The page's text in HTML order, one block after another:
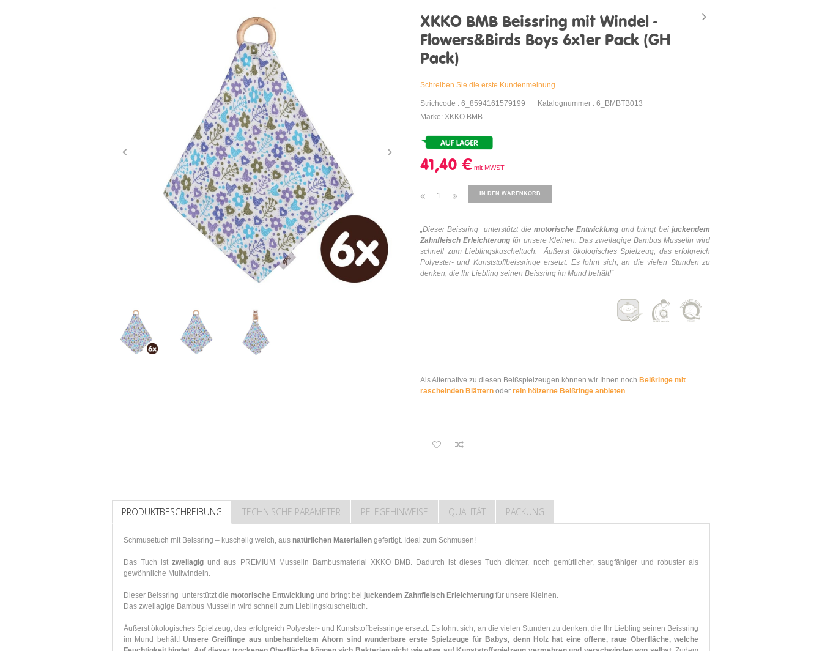
XKKO BMB Beissring mit Windel -
Flowers&Birds Boys 6x1er Pack (GH
Pack)
Schreiben Sie die erste Kundenmeinung
Strichcode : 6_8594161579199
Katalognummer : 6_BMBTB013
Marke: XKKO BMB
41,40 €
IN DEN WARENKORB
„Dieser Beissring unterstützt die motorische Entwicklung und bringt beijuckendem
Zahnfleisch Erleichterung für unsere Kleinen. Das zweilagige Bambus Musselin wird
schnell zum Lieblingskuscheltuch.Äußerst ökologisches Spielzeug, das erfolgreich
Polyester- und Kunststoffbeissringe ersetzt. Es lohnt sich, an die vielen Stunden zu
denken, die Ihr Liebling seinen Beissring im Mund behält!“
Als Alternative zu diesen Beißspielzeugen können wir Ihnen noch Beißringe mit
raschelnden Blättern oder rein hölzerne Beißringe anbieten.
PRODUKTBESCHREIBUNG TECHNISCHE PARAMETER PFLEGEHINWEISE QUALITÄT PACKUNG
Schmusetuch mit Beissring – kuschelig weich, aus natürlichen Materialien gefertigt. Ideal zum Schmusen!
Das Tuch istzweilagig und aus PREMIUM Musselin Bambusmaterial XKKO BMB. Dadurch ist dieses Tuch dichter, noch gemütlicher, saugfähiger und robuster als
gewöhnliche Mullwindeln.
Dieser Beissring unterstützt die motorische Entwicklung und bringt bei juckendem Zahnfleisch Erleichterung für unsere Kleinen.
Das zweilagige Bambus Musselin wird schnell zum Lieblingskuscheltuch.
Äußerst ökologisches Spielzeug, das erfolgreich Polyester- und Kunststoffbeissringe ersetzt. Es lohnt sich, an die vielen Stunden zu denken, die Ihr Liebling seinen Beissring
im Mund behält! Unsere Greiflinge aus unbehandeltem Ahorn sind wunderbare erste Spielzeuge für Babys, denn Holz hat eine offene, raue Oberfläche, welche